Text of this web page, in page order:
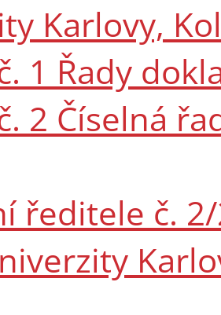
Karlovy,
1 Řady
2 Číselná
ředitele č.